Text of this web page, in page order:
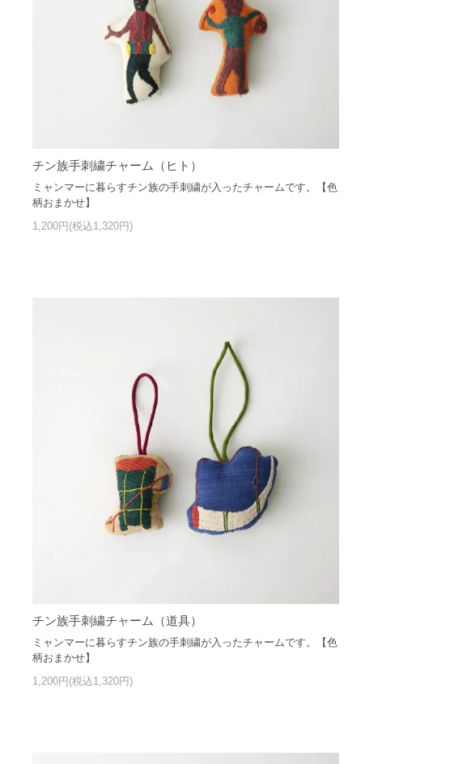
チン族手刺繍チャーム（ヒト）
ミャンマーに暮らすチン族の手刺繍が入ったチャームです。【色
柄おまかせ】
1,200円(税込1,320円)
チン族手刺繍チャーム（道具）
ミャンマーに暮らすチン族の手刺繍が入ったチャームです。【色
柄おまかせ】
1,200円(税込1,320円)